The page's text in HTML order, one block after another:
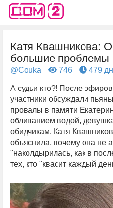
Катя Квашникова:
большие проблемы
@Couka 746 479
А судьи кто?! После
участники обсуждали
провалы в памяти
обливанием водой,
обидчикам. Катя
объяснила, почему она не
"наколдырилась, как в
тех, кто "квасит каждый